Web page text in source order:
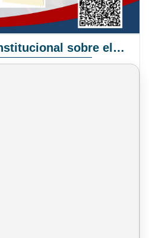
Pronunciamiento Institucional sobre el Proyecto de Ley N° 068/2025-2026 C.S.